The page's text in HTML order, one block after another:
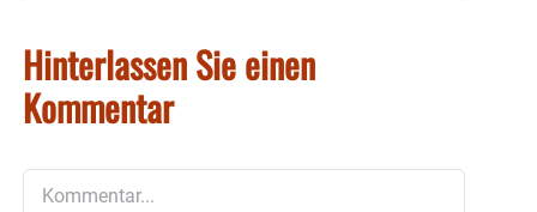
Hinterlassen Sie einen
Kommentar